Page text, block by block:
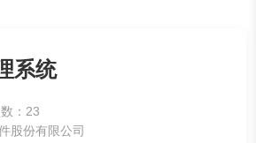
系统
：23
股份有限公司